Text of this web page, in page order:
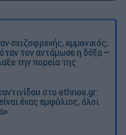
σχιζοφρενής, εμμονικός,
τον αντάμωσε η δόξα –
την πορεία της
στο ethnos.gr:
ένας εμφύλιος, όλοι